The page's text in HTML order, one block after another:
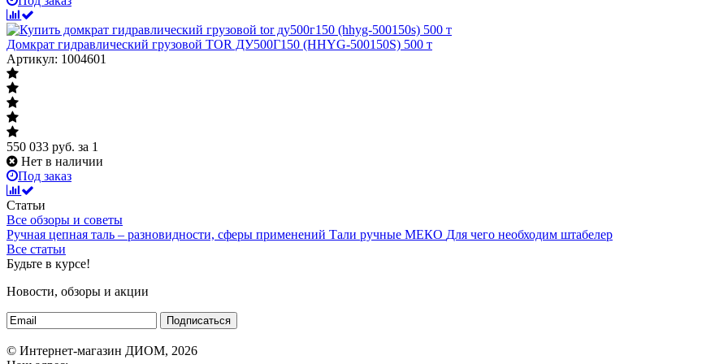
Домкрат гидравлический грузовой TOR ДУ500Г150 (HHYG-500150S) 500 т
Артикул: 1004601
550 033 руб. за 1
Нет в наличии
Под заказ
Статьи
Все обзоры и советы
Ручная цепная таль – разновидности, сферы применений Тали ручные МЕКО Для чего необходим штабелер
Все статьи
Будьте в курсе!
Новости, обзоры и акции
Подписаться
© Интернет-магазин ДИОМ, 2026